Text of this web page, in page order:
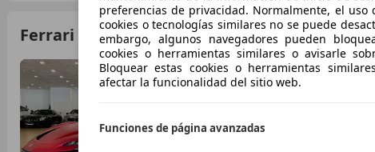
Ferrari SF90 Stradale
€ 398.900
preferencias de privacidad. Normalmente, el uso
cookies o tecnologías similares no se puede
embargo, algunos navegadores pueden
cookies o herramientas similares o avisarle
Bloquear estas cookies o herramientas
afectar la funcionalidad del sitio web.
Funciones de página avanzadas